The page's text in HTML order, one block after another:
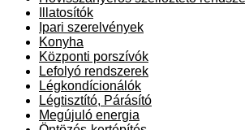
Illatosítók
Ipari szerelvények
Konyha
Központi porszívók
Lefolyó rendszerek
Légkondícionálók
Légtisztító, Párásító
Megújuló energia